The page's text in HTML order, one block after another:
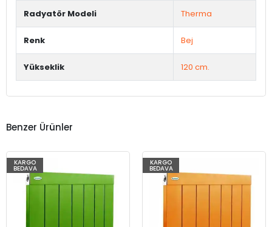
Radyatör Modeli Therma
Renk Bej
Yükseklik 120 cm.
Benzer Ürünler
KARGO
BEDAVA
KARGO
BEDAVA